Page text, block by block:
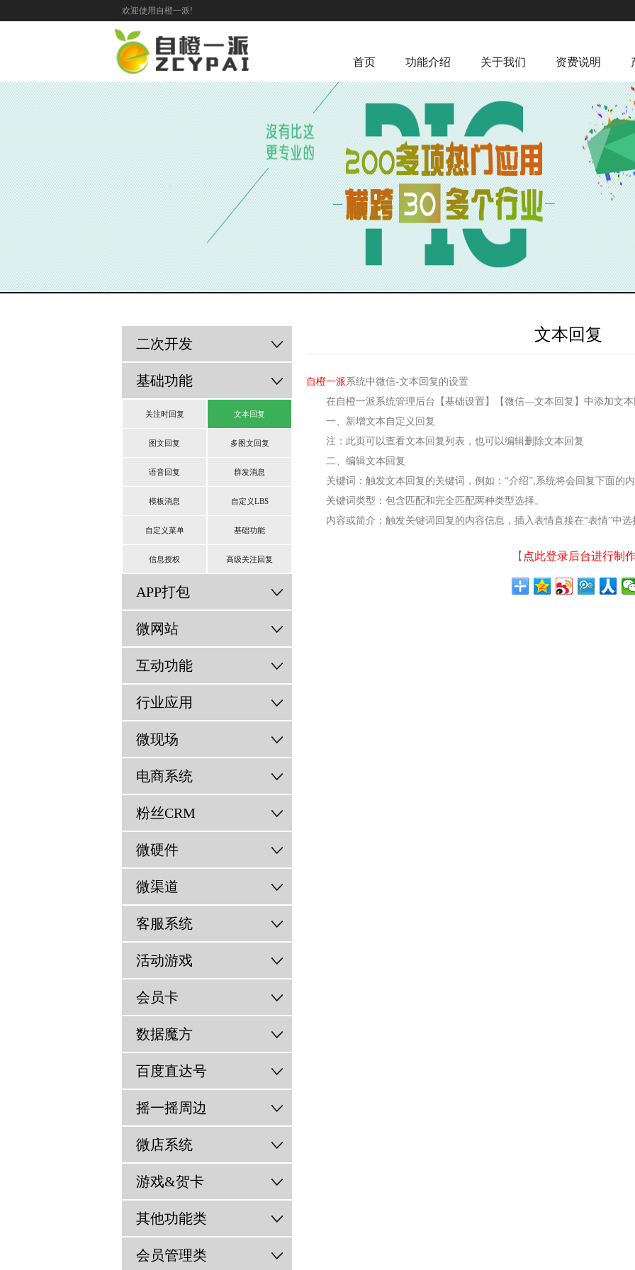
欢迎使用自橙一派!
首页 功能介绍 关于我们 资费说明
二次开发
基础功能
关注时回复 文本回复
图文回复 多图文回复
语音回复 群发消息
模板消息 自定义LBS
自定义菜单 基础功能
信息授权 高级关注回复
APP打包
微网站
互动功能
行业应用
微现场
电商系统
粉丝CRM
微硬件
微渠道
客服系统
活动游戏
会员卡
数据魔方
百度直达号
摇一摇周边
微店系统
游戏&贺卡
其他功能类
会员管理类
文本回复
自橙一派系统中微信-文本回复的设置
在自橙一派系统管理后台【基础设置】【微信—文本回复】中添加文本
一、新增文本自定义回复
注：此页可以查看文本回复列表，也可以编辑删除文本回复
二、编辑文本回复
关键词：触发文本回复的关键词，例如：“介绍”,系统将会回复下面的内
关键词类型：包含匹配和完全匹配两种类型选择。
内容或简介：触发关键词回复的内容信息，插入表情直接在“表情”中选
【 点此登录后台进行制